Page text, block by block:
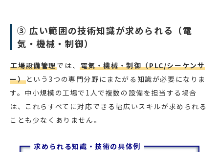
③ 広い範囲の技術知識が求められる（電
気・機械・制御）
工場設備管理では、電気・機械・制御（PLC/シーケンサ
ー）という3つの専門分野にまたがる知識が必要になりま
す。中小規模の工場で1人で複数の設備を担当する場合
は、これらすべてに対応できる幅広いスキルが求められる
ことも少なくありません。
求められる知識・技術の具体例